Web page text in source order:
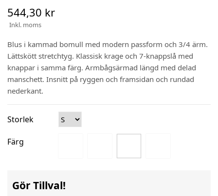
544,30 kr
Inkl. moms
Blus i kammad bomull med modern passform och 3/4 ärm.
Lättskött stretchtyg. Klassisk krage och 7-knappslå med
knappar i samma färg. Armbågsärmad längd med delad
manschett. Insnitt på ryggen och framsidan och rundad
nederkant.
Storlek
Färg
Gör Tillval!